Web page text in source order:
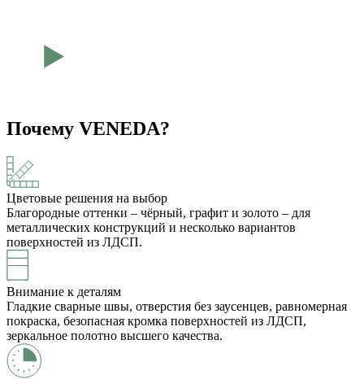
Почему VENEDA?
Цветовые решения на выбор
Благородные оттенки – чёрный, графит и золото – для
металлических конструкций и несколько вариантов
поверхностей из ЛДСП.
Внимание к деталям
Гладкие сварные швы, отверстия без заусенцев, равномерная
покраска, безопасная кромка поверхностей из ЛДСП,
зеркальное полотно высшего качества.